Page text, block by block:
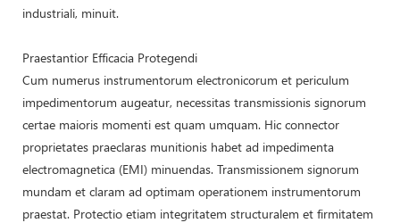
industriali, minuit.
Praestantior Efficacia Protegendi
Cum numerus instrumentorum electronicorum et periculum
impedimentorum augeatur, necessitas transmissionis signorum
certae maioris momenti est quam umquam. Hic connector
proprietates praeclaras munitionis habet ad impedimenta
electromagnetica (EMI) minuendas. Transmissionem signorum
mundam et claram ad optimam operationem instrumentorum
praestat. Protectio etiam integritatem structuralem et firmitatem